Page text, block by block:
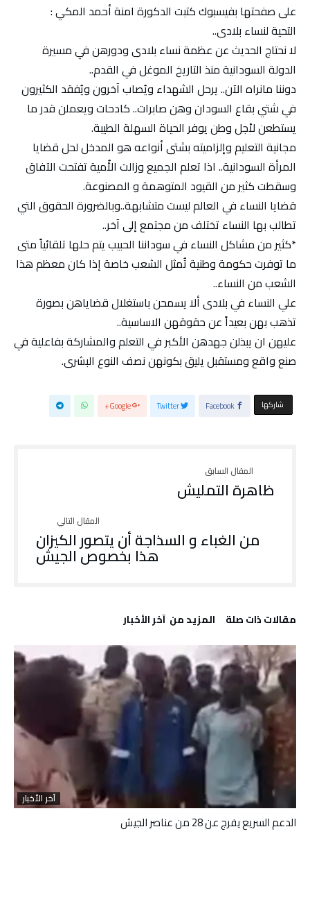
على صفحتها بفيسبوك كتبت الدكورة امنة أحمد المكي :
التحية لنساء بلادى..
لا نحتاج الحديث عن عظمة نساء بلادى ودورهن في مسيرة
الدولة السودانية منذ التاريخ الموغل في القدم..
دوننا مانراه الآن.. يرحل الشهداء ويُصاب آخرون ويُفقد الكثيرون
في شتي بقاع السودان وهن صابرات.. كادحات ويعملن قدر ما
يستطعن لأجل وطن يوفر الحياة السهلة الطيبة.
مجانية التعليم وإلزاميته بشتى أنواعه هو المدخل لحل قضايا
المرأة السودانية.. اذا تعلم الجميع وزالت الأُمية تفتحت الآفاق
وسقطت كثير من القيود المتوهمة و المصنوعة.
قضايا النساء في العالم ليست متشابهة..وبالضرورة الحقوق التي
تطالب بها النساء تختلف من مجتمع إلى آخر..
*كثير من مشاكل النساء في سوداننا الحبيب يتم حلها تلقائياً متى
ما توفرت حكومة وطنية تُمثل الشعب خاصة إذا كان معظم هذا
الشعب من النساء..
علي النساء في بلادى ألا يسمحن باستغلال قضاياهن بصورة
تذهب بهن بعيداً عن حقوقهن الاساسية..
عليهن ان يبذلن جهدهن الأكبر في التعلم والمشاركة بفاعلية في
صنع واقع ومستقبل يليق بكونهن نصف النوع البشرى.
‫‫ شاركها‬ Facebook
Twitter
Google+
ظاهرة التمليش
من الغباء و السذاجة أن يتصور الكيزان
هذا بخصوص الجيش
‫مقالات ذات صلة‬ ‫المزيد من ‬ آخر الأخبار
آخر الأخبار
الدعم السريع يفرج عن 28 من عناصر الجيش